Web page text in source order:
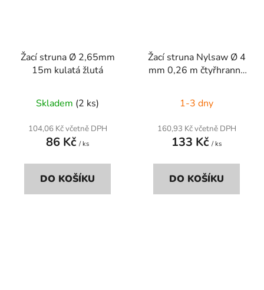
Žací struna Ø 2,65mm
15m kulatá žlutá
Skladem (2 ks)
104,06 Kč včetně DPH
86 Kč / ks
DO KOŠÍKU
Žací struna Nylsaw Ø 4
mm 0,26 m čtyřhranná
1-3 dny
160,93 Kč včetně DPH
133 Kč / ks
DO KOŠÍKU